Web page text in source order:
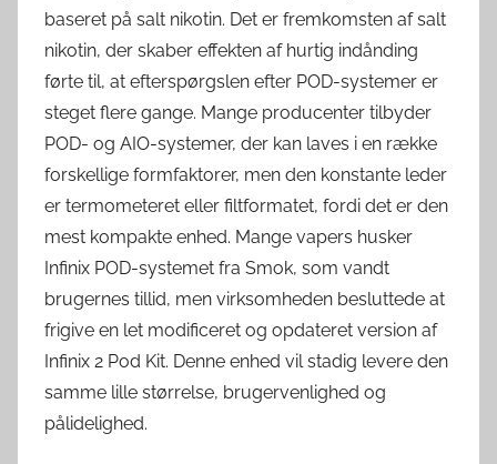
baseret på salt nikotin. Det er fremkomsten af ​​salt
nikotin, der skaber effekten af ​​hurtig indånding
førte til, at efterspørgslen efter POD-systemer er
steget flere gange. Mange producenter tilbyder
POD- og AIO-systemer, der kan laves i en række
forskellige formfaktorer, men den konstante leder
er termometeret eller filtformatet, fordi det er den
mest kompakte enhed. Mange vapers husker
Infinix POD-systemet fra Smok, som vandt
brugernes tillid, men virksomheden besluttede at
frigive en let modificeret og opdateret version af
Infinix 2 Pod Kit. Denne enhed vil stadig levere den
samme lille størrelse, brugervenlighed og
pålidelighed.